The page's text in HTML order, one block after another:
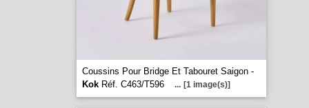
Coussins Pour Bridge Et Tabouret Saigon -
KokRéf. C463/T596 ... [1 image(s)]